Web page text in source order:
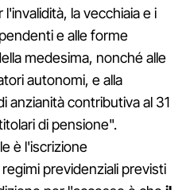
la vecchiaia e i
e alle forme
medesima, nonché alle
autonomi, e alla
anzianità contributiva al 31
di pensione".
è l'iscrizione
previdenziali previsti